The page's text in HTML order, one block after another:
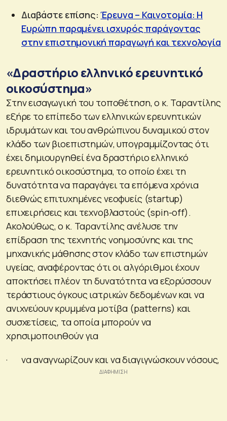
Διαβάστε επίσης:Έρευνα – Καινοτομία: Η
Ευρώπη παραμένει ισχυρός παράγοντας
στην επιστημονική παραγωγή και τεχνολογία
«Δραστήριο ελληνικό ερευνητικό
οικοσύστημα»
Στην εισαγωγική του τοποθέτηση, ο κ. Ταραντίλης
εξήρε το επίπεδο των ελληνικών ερευνητικών
ιδρυμάτων και του ανθρώπινου δυναμικού στον
κλάδο των βιοεπιστημών, υπογραμμίζοντας ότι
έχει δημιουργηθεί ένα δραστήριο ελληνικό
ερευνητικό οικοσύστημα, το οποίο έχει τη
δυνατότητα να παραγάγει τα επόμενα χρόνια
διεθνώς επιτυχημένες νεοφυείς (startup)
επιχειρήσεις και τεχνοβλαστούς (spin-off).
Ακολούθως, ο κ. Ταραντίλης ανέλυσε την
επίδραση της τεχνητής νοημοσύνης και της
μηχανικής μάθησης στον κλάδο των επιστημών
υγείας, αναφέροντας ότι οι αλγόριθμοι έχουν
αποκτήσει πλέον τη δυνατότητα να εξορύσσουν
τεράστιους όγκους ιατρικών δεδομένων και να
ανιχνεύουν κρυμμένα μοτίβα (patterns) και
συσχετίσεις, τα οποία μπορούν να
χρησιμοποιηθούν για
· να αναγνωρίζουν και να διαγιγνώσκουν νόσους,